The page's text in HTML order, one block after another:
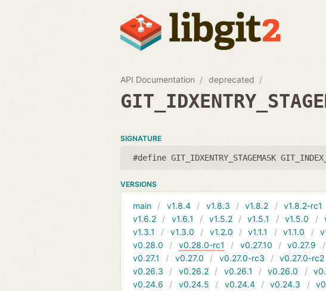
API Documentation deprecated
SIGNATURE
#define GIT_IDXENTRY_STAGEMASK
VERSIONS
main v1.8.4 v1.8.3 v1.8.2 v1.8.2-rc1
v1.6.2
v1.6.1 v1.5.2 v1.5.1 v1.5.0
v1.3.1
v1.3.0 v1.2.0 v1.1.1 v1.1.0
v0.28.0
v0.28.0-rc1 v0.27.10 v0.27.9
v0.27.1
v0.27.0 v0.27.0-rc3 v0.27.0-rc2
v0.26.3
v0.26.2 v0.26.1 v0.26.0
v0.24.6
v0.24.5 v0.24.4 v0.24.3